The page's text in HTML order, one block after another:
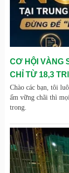
CƠ HỘI VÀNG
CHỈ TỪ 18,3
Chào các bạn, tôi
ấm vững chãi thì
trong.